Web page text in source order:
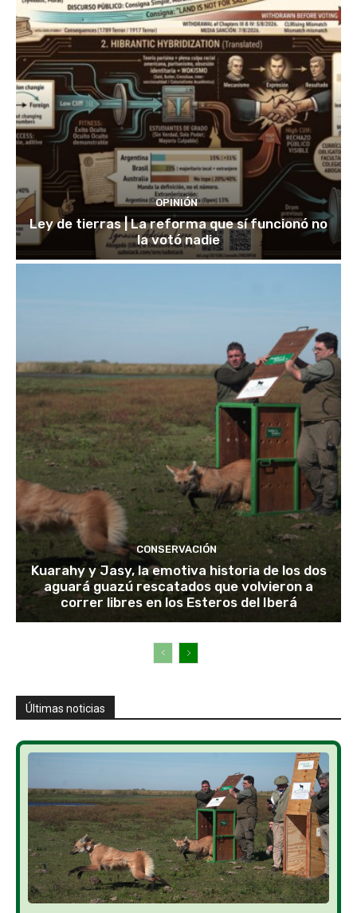
OPINIÓN
Ley de tierras | La reforma que sí funcionó no
la votó nadie
CONSERVACIÓN
Kuarahy y Jasy, la emotiva historia de los dos
aguará guazú rescatados que volvieron a
correr libres en los Esteros del Iberá
Últimas noticias